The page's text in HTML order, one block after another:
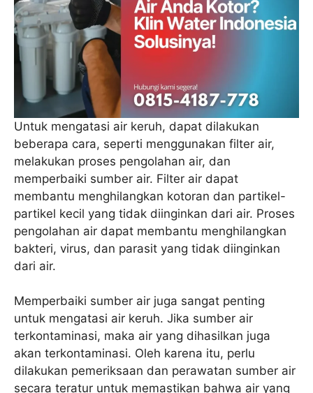
Untuk mengatasi air keruh, dapat dilakukan
beberapa cara, seperti menggunakan filter air,
melakukan proses pengolahan air, dan
memperbaiki sumber air. Filter air dapat
membantu menghilangkan kotoran dan partikel-
partikel kecil yang tidak diinginkan dari air. Proses
pengolahan air dapat membantu menghilangkan
bakteri, virus, dan parasit yang tidak diinginkan
dari air.
Memperbaiki sumber air juga sangat penting
untuk mengatasi air keruh. Jika sumber air
terkontaminasi, maka air yang dihasilkan juga
akan terkontaminasi. Oleh karena itu, perlu
dilakukan pemeriksaan dan perawatan sumber air
secara teratur untuk memastikan bahwa air yang